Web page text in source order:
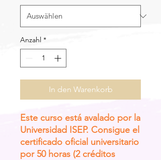
Anzahl *
In den Warenkorb
Este curso está avalado por la
Universidad ISEP. Consigue el
certificado oficial universitario
por 50 horas (2 créditos